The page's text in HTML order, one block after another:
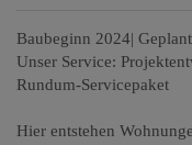
Baubeginn 2024|
Unser Service:
Rundum-Servicepaket
Hier entstehen